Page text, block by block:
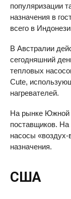
популяризации
назначения в
всего в
В Австралии
сегодняшний
тепловых
Cute,
нагревателей.
На рынке Южной
поставщиков.
насосы
назначения.
США